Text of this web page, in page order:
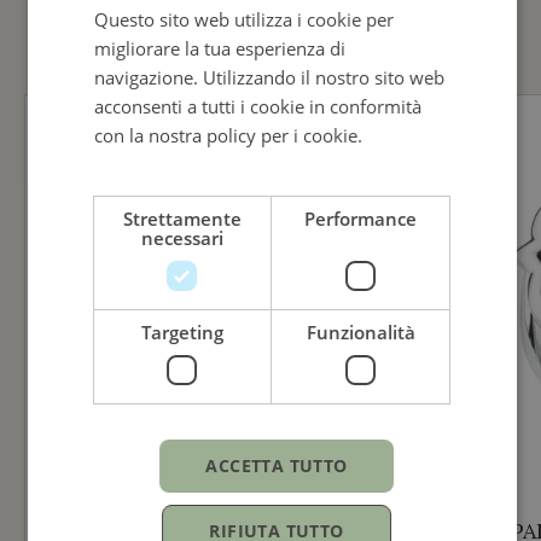
ECHO PALUMBO & GIGANTE ECHO
ITALIAN
Questo sito web utilizza i cookie per
migliorare la tua esperienza di
navigazione. Utilizzando il nostro sito web
acconsenti a tutti i cookie in conformità
con la nostra policy per i cookie.
Strettamente
necessari
Performance
Targeting Funzionalità
ACCETTA TUTTO
RIFIUTA TUTTO